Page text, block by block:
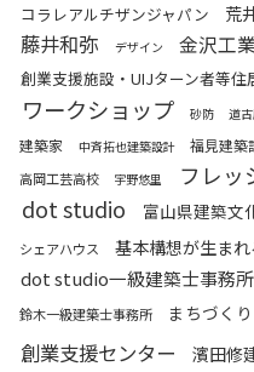
コラレアルチザンジャパン 荒
藤井和弥 デザイン 金沢工
創業支援施設・UIJターン者等住
ワークショップ 砂防 道
建築家 中斉拓也建築設計 福見建築
高岡工芸高校
宇野悠里 フレッ
dot studio 富山県建築文
シェアハウス 基本構想が生ま
dot studio一級建築士事務所
鈴木一級建築士事務所
まちづくり
創業支援センター 濱田修